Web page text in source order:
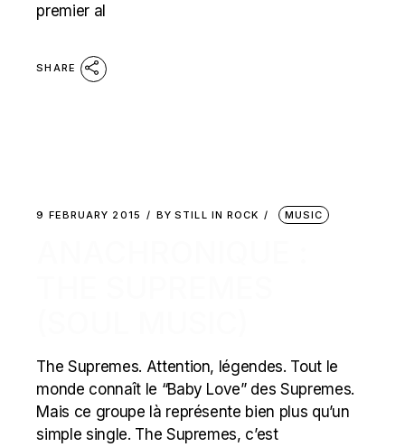
premier al
SHARE
9 FEBRUARY 2015 BY STILL IN ROCK MUSIC
The Supremes. Attention, légendes. Tout le
monde connaît le “Baby Love” des Supremes.
Mais ce groupe là représente bien plus qu’un
simple single. The Supremes, c’est